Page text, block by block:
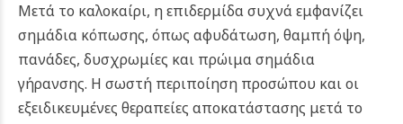
Μετά το καλοκαίρι, η επιδερμίδα συχνά εμφανίζει
σημάδια κόπωσης, όπως αφυδάτωση, θαμπή όψη,
πανάδες, δυσχρωμίες και πρώιμα σημάδια
γήρανσης. Η σωστή περιποίηση προσώπου και οι
εξειδικευμένες θεραπείες αποκατάστασης μετά το